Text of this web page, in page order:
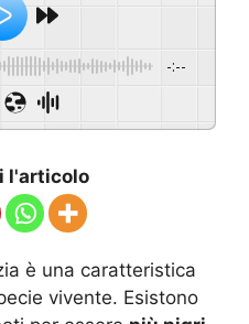
-:--
l'articolo
è una caratteristica
vivente. Esistono